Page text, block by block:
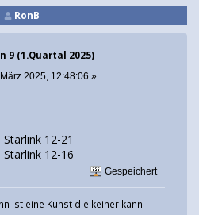
RonB
9 (1.Quartal 2025)
2025, 12:48:06 »
12-21
Starlink 12-16
Gespeichert
ist eine Kunst die keiner kann.